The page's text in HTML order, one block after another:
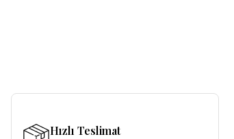
Hızlı Teslimat